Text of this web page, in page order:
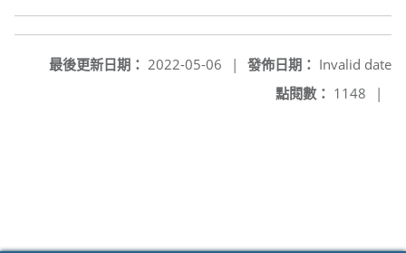
發佈日期： Invalid date
最後更新日期： 2022-05-06
|
點閱數： 1148 |